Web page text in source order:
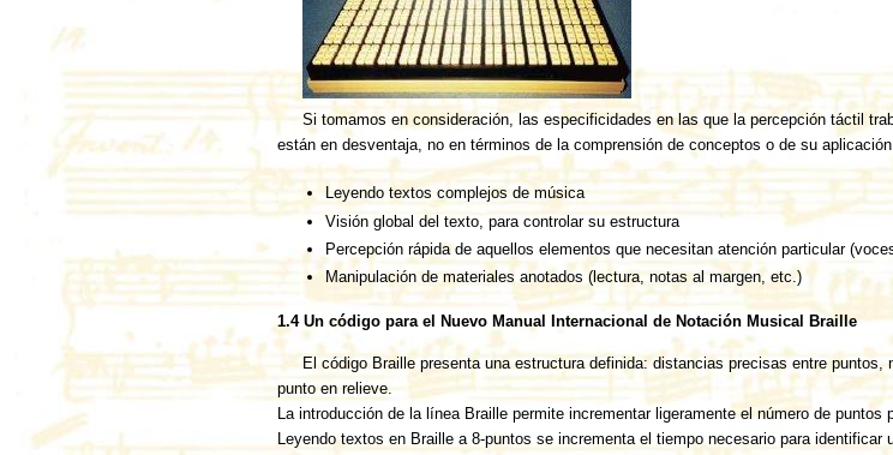
Si tomamos en consideración, las especificidades en las que la percepción táctil
están en desventaja, no en términos de la comprensión de conceptos o de su
Leyendo textos complejos de música
Visión global del texto, para controlar su estructura
Percepción rápida de aquellos elementos que necesitan atención particular
Manipulación de materiales anotados (lectura, notas al margen, etc.)
1.4 Un código para el Nuevo Manual Internacional de Notación Musical Braille
El código Braille presenta una estructura definida: distancias precisas entre
punto en relieve.
La introducción de la línea Braille permite incrementar ligeramente el número de puntos
Leyendo textos en Braille a 8-puntos se incrementa el tiempo necesario para identificar